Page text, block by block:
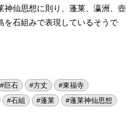
神仙思想に則り、蓬莱、瀛洲、壺
を石組みで表現しているそうで
#巨石 #方丈
#東福寺
#石組 #蓬莱
#蓬莱神仙思想